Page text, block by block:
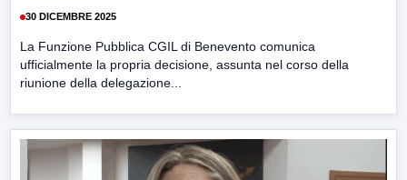
30 DICEMBRE 2025
La Funzione Pubblica CGIL di Benevento comunica
ufficialmente la propria decisione, assunta nel corso della
riunione della delegazione...